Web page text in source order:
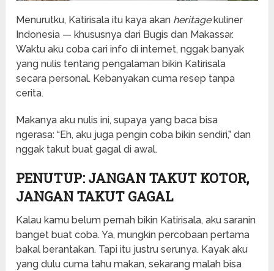
Menurutku, Katirisala itu kaya akan heritagekuliner
Indonesia — khususnya dari Bugis dan Makassar.
Waktu aku coba cari info di internet, nggak banyak
yang nulis tentang pengalaman bikin Katirisala
secara personal. Kebanyakan cuma resep tanpa
cerita.
Makanya aku nulis ini, supaya yang baca bisa
ngerasa: “Eh, aku juga pengin coba bikin sendiri,” dan
nggak takut buat gagal di awal.
PENUTUP: JANGAN TAKUT KOTOR,
JANGAN TAKUT GAGAL
Kalau kamu belum pernah bikin Katirisala, aku saranin
banget buat coba. Ya, mungkin percobaan pertama
bakal berantakan. Tapi itu justru serunya. Kayak aku
yang dulu cuma tahu makan, sekarang malah bisa